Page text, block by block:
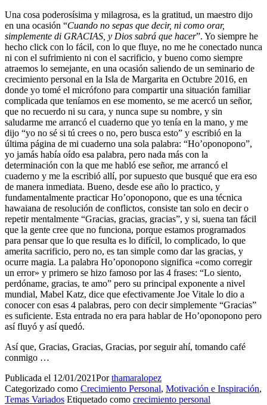
Una cosa poderosísima y milagrosa, es la gratitud, un maestro dijo
en una ocasión “Cuando no sepas que decir, ni como orar,
simplemente di GRACIAS, y Dios sabrá que hacer”. Yo siempre he
hecho click con lo fácil, con lo que fluye, no me he conectado nunca
ni con el sufrimiento ni con el sacrificio, y bueno como siempre
atraemos lo semejante, en una ocasión saliendo de un seminario de
crecimiento personal en la Isla de Margarita en Octubre 2016, en
donde yo tomé el micrófono para compartir una situación familiar
complicada que teníamos en ese momento, se me acercó un señor,
que no recuerdo ni su cara, y nunca supe su nombre, y sin
saludarme me arrancó el cuaderno que yo tenía en la mano, y me
dijo “yo no sé si tú crees o no, pero busca esto” y escribió en la
última página de mi cuaderno una sola palabra: “Ho’oponopono”,
yo jamás había oído esa palabra, pero nada más con la
determinación con la que me habló ese señor, me arrancó el
cuaderno y me la escribió allí, por supuesto que busqué que era eso
de manera inmediata. Bueno, desde ese año lo practico, y
fundamentalmente practicar Ho’oponopono, que es una técnica
hawaiana de resolución de conflictos, consiste tan solo en decir o
repetir mentalmente “Gracias, gracias, gracias”, y si, suena tan fácil
que la gente cree que no funciona, porque estamos programados
para pensar que lo que resulta es lo difícil, lo complicado, lo que
amerita sacrificio, pero no, es tan simple como dar las gracias, y
ocurre magia. La palabra Ho’oponopono significa «como corregir
un error» y primero se hizo famoso por las 4 frases: “Lo siento,
perdóname, gracias, te amo” pero su principal exponente a nivel
mundial, Mabel Katz, dice que efectivamente Joe Vitale lo dio a
conocer con esas 4 palabras, pero con decir simplemente “Gracias”
es suficiente. Esta entrada no era para hablar de Ho’oponopono pero
así fluyó y así quedó.
Así que, Gracias, Gracias, Gracias, por seguir ahí, tomando café
conmigo …
Publicada el 12/01/2021Porthamaralopez
Categorizado como Crecimiento Personal, Motivación e Inspiración,
Temas Variados Etiquetado como crecimiento personal